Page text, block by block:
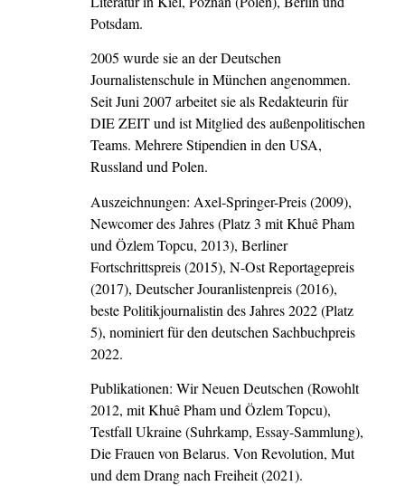
Potsdam.
2005 wurde sie an der Deutschen
Journalistenschule in München angenommen.
Seit Juni 2007 arbeitet sie als Redakteurin für
DIE ZEIT und ist Mitglied des außenpolitischen
Teams. Mehrere Stipendien in den USA,
Russland und Polen.
Auszeichnungen: Axel-Springer-Preis (2009),
Newcomer des Jahres (Platz 3 mit Khuê Pham
und Özlem Topcu, 2013), Berliner
Fortschrittspreis (2015), N-Ost Reportagepreis
(2017), Deutscher Jouranlistenpreis (2016),
beste Politikjournalistin des Jahres 2022 (Platz
5), nominiert für den deutschen Sachbuchpreis
2022.
Publikationen: Wir Neuen Deutschen (Rowohlt
2012, mit Khuê Pham und Özlem Topcu),
Testfall Ukraine (Suhrkamp, Essay-Sammlung),
Die Frauen von Belarus. Von Revolution, Mut
und dem Drang nach Freiheit (2021).